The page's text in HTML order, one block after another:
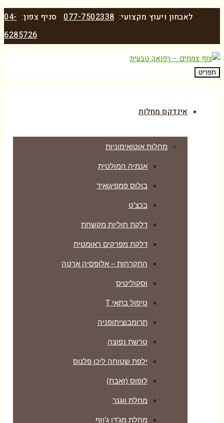
לאבחון ויעוץ מקצועי:077-7502338 סניף צפון:04-
6285726
תפריט
אינדקס מחלות
מחלות אוטואימוניות
אנמיה המולטית
בולוס פמפיגואיד
בכצ’ט
דלקת חוליות מקשחת
דלקת מפרקים ראומטית
התקרחות – אלופסיה ארטה
וסקוליטיס
טיפול בתאי T
תרומבוציתופניה
טרשת נפוצה
ילפת שטוחה ליכן פלנוס
לופוס (זאבת)
מחלת ווגנר
מחלת מג’דו ג’וזף